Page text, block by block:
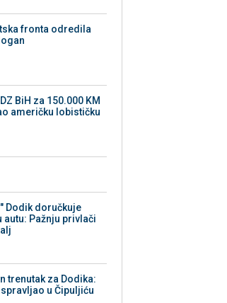
fronta odredila
BiH za 150.000 KM
američku lobističku
Dodik doručkuje
autu: Pažnju privlači
trenutak za Dodika:
u Čipuljiću